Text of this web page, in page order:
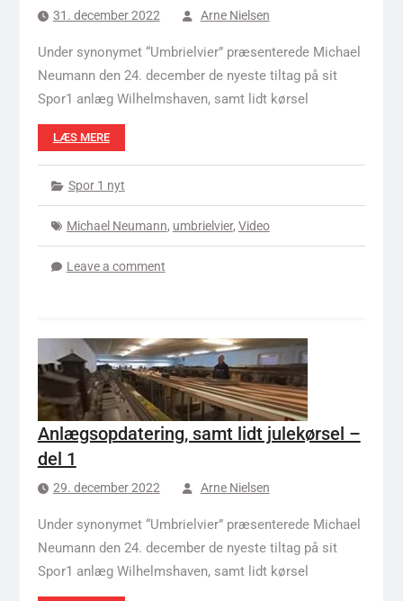
31. december 2022 Arne Nielsen
Under synonymet “Umbrielvier” præsenterede Michael
Neumann den 24. december de nyeste tiltag på sit
Spor1 anlæg Wilhelmshaven, samt lidt kørsel
LÆS MERE
Spor 1 nyt
Michael Neumann, umbrielvier, Video
Leave a comment
Anlægsopdatering, samt lidt julekørsel –
del 1
29. december 2022 Arne Nielsen
Under synonymet “Umbrielvier” præsenterede Michael
Neumann den 24. december de nyeste tiltag på sit
Spor1 anlæg Wilhelmshaven, samt lidt kørsel